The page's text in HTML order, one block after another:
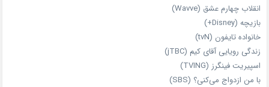
انقلاب چهارم عشق (Wavve)
بازیچه (Disney+)
خانواده تایفون (tvN)
زندگی رویایی آقای کیم (jTBC)
اسپیریت فینگرز (TVING)
با من ازدواج می‌کنی؟ (SBS)